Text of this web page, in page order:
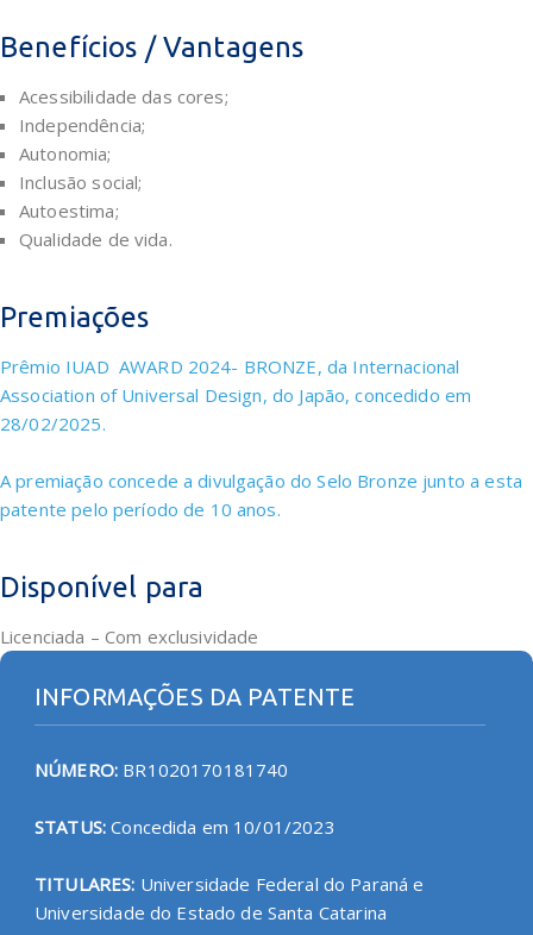
Benefícios / Vantagens
Acessibilidade das cores;
Independência;
Autonomia;
Inclusão social;
Autoestima;
Qualidade de vida.
Premiações
Prêmio IUAD AWARD 2024- BRONZE, da Internacional
Association of Universal Design, do Japão, concedido em
28/02/2025.
A premiação concede a divulgação do Selo Bronze junto a esta
patente pelo período de 10 anos.
Disponível para
Licenciada – Com exclusividade
INFORMAÇÕES DA PATENTE
NÚMERO: BR1020170181740
STATUS: Concedida em 10/01/2023
TITULARES: Universidade Federal do Paraná e
Universidade do Estado de Santa Catarina